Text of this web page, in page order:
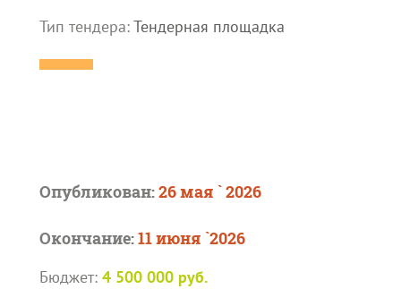
Тип тендера:Тендерная площадка
Опубликован:26 мая ` 2026
Окончание:11 июня `2026
Бюджет: 4 500 000 руб.